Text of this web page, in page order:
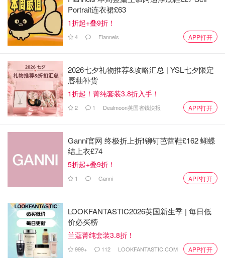
有2辆车在车站等着，所以刷umo app上车，车票涨价了，
现在C$3，这个公交也是双层的。公交还是挺准时的，基本
按照预定时间到达市区。然后走去酒店入住。这是第一次在
西方国家住hostel，也就是青旅，体验挺好的，1层提供免
费晚餐和早餐，happy hour有免费啤酒饮料，还有24小时咖
啡热巧，不过晚餐到8pm结束，我到酒店入住的时间基本是
这个时候，配菜已经没有了，就随便吃了点米饭喝了点汤。
该说不说加麻大这个叫法还是有理由的，给我的房间钥匙都
有一股大麻味，出酒店后街上也有零零散散的像僵尸一样的
到我的床位后，放下行李，就出门去逛景点了(9pm天黑)。
先走去唐人街，其实只有很短的2条街道，主要的看点是里
面的一条小巷子fan tan alley，让我想起了小时候人们居住
的巷子，这里看起来翻修过所以看上去没有脏乱差，有一种
小而美的感觉，里面开着各式各样的店铺，当然唐人街少不
了大门楼，拍照打卡，这里还有座华侨学校，有时候真佩服
海外华人这种维护传统文化的精神。然后走去雷鸟公园，这
里有小10根原住民的图腾柱子，是用木头雕刻的，咱也看不
懂，不明觉厉吧。然后走去省议会大厦，这里非常漂亮，马
路口还看到马拉小车，这里看起来是合法的。议会大厦庄严
Portrait连衣裙£63
1折起+叠9折！
4 Flannels APP打开
2026七夕礼物推荐&攻略汇总 | YSL七夕限定
唇釉补货
1折起！菁纯套装3.8折入手！
2 1 Dealmoon英国省钱快报 APP打开
Ganni官网 终极折上折❗️铆钉芭蕾鞋£162 蝴蝶
结上衣£74
5折起+叠9折！
1 Ganni APP打开
LOOKFANTASTIC2026英国新生季 | 每日低
价必买榜
兰蔻菁纯套装3.8折！
999+ 112 LOOKFANTASTIC.COM APP打开